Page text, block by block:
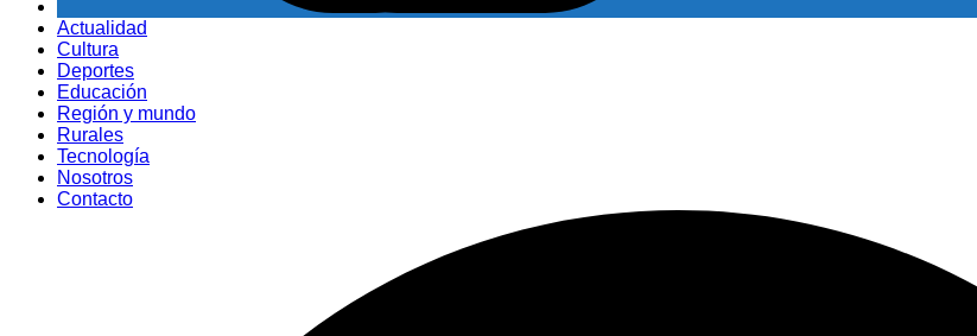
Actualidad
Cultura
Deportes
Educación
Región y mundo
Rurales
Tecnología
Nosotros
Contacto